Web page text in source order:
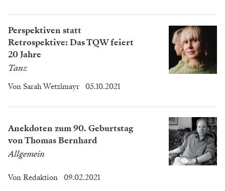
Perspektiven statt
Retrospektive: Das TQW feiert
20 Jahre
Tanz
Von Sarah Wetzlmayr 05.10.2021
Anekdoten zum 90. Geburtstag
von Thomas Bernhard
Allgemein
Von Redaktion 09.02.2021